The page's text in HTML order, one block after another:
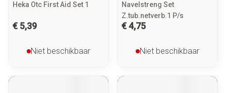
Heka Otc First Aid Set 1
€ 5,39
Niet beschikbaar
Navelstreng Set
Z.tub.netverb.1 P/s
€ 4,75
Niet beschikbaar